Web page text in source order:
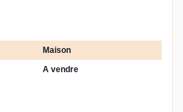
Maison
A vendre